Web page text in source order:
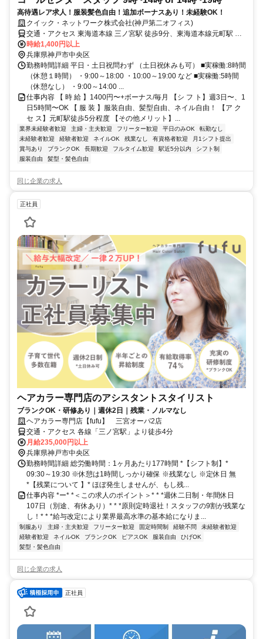
高待遇レア求人！服装髪色自由！追加ボーナスあり！未経験OK！
クイック・ネットワーク株式会社(神戸第二オフィス)
交通・アクセス 東海道本線 三ノ宮駅 徒歩9分、東海道本線元町駅 徒
歩6分、阪神本線元町駅 徒歩6分
時給1,400円以上
兵庫県神戸市中央区
勤務時間詳細 平日・土日祝問わず （土日祝休みも可） ■実稼働:8時間
（休憩１時間） ・9:00～18:00 ・10:00～19:00 など ■実稼働:5時間
（休憩なし） ・9:00～14:00 ...
仕事内容 【 時 給 】1400円〜+ボーナス/毎月 【シ フ ト】週3日〜、1
日5時間〜OK 【 服 装 】服装自由、髪型自由、ネイル自由！ 【ア ク
セ ス】元町駅徒歩5分程度 【その他メリット】...
業界未経験者歓迎 主婦・主夫歓迎 フリーター歓迎 平日のみOK
転勤なし
未経験者歓迎
経験者歓迎 ネイルOK 残業なし 有資格者歓迎
月1シフト提出
賞与あり
ブランクOK 長期歓迎 フルタイム歓迎 駅近5分以内
シフト制
服装自由
髪型・髪色自由
同じ企業の求人
正社員
ヘアカラー専門店のアシスタントスタイリスト
ブランクOK・研修あり｜週休2日｜残業・ノルマなし
ヘアカラー専門店【fufu】 三宮オーパ2店
交通・アクセス 各線「三ノ宮駅」より徒歩4分
月給235,000円以上
兵庫県神戸市中央区
勤務時間詳細 総労働時間：1ヶ月あたり177時間 *【シフト制】*
09:30～19:30 ※休憩は1時間しっかり確保 ※残業なし ※定休日 無
*【残業について 】* ほぼ発生しませんが、もし残...
仕事内容 *ー* *＜この求人のポイント＞* * *週休二日制・年間休日
107日（別途、有休あり）* * *原則定時退社！スタッフの9割が残業な
し！* * *給与改定により業界最高水準の基本給になりま...
制服あり 主婦・主夫歓迎 フリーター歓迎 固定時間制 経験不問
未経験者歓迎
経験者歓迎
ネイルOK ブランクOK ピアスOK 服装自由
ひげOK
髪型・髪色自由
同じ企業の求人
正社員